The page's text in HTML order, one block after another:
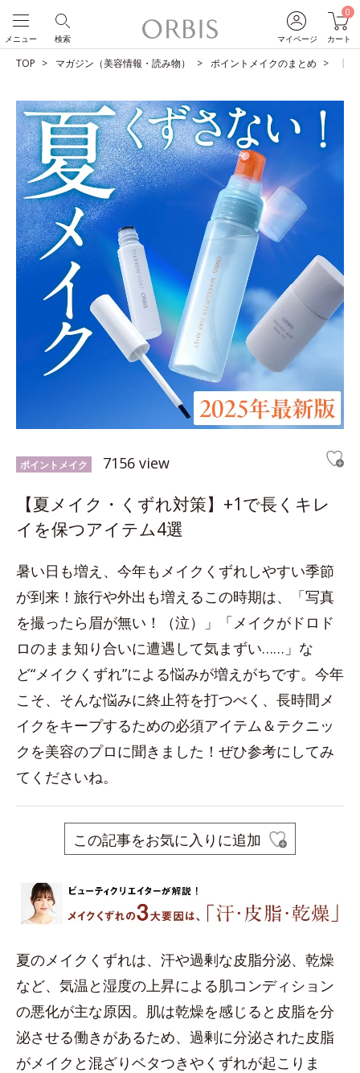
マイページ
0
カート
検索
メニュー
TOP マガジン（美容情報・読み物） ポイントメイクのまとめ 【
ポイントメイク 7156 view
【夏メイク・くずれ対策】+1で長くキレ
イを保つアイテム4選
暑い日も増え、今年もメイクくずれしやすい季節
が到来！旅行や外出も増えるこの時期は、「写真
を撮ったら眉が無い！（泣）」「メイクがドロド
ロのまま知り合いに遭遇して気まずい……」な
ど“メイクくずれ”による悩みが増えがちです。今年
こそ、そんな悩みに終止符を打つべく、長時間メ
イクをキープするための必須アイテム＆テクニッ
クを美容のプロに聞きました！ぜひ参考にしてみ
てくださいね。
この記事をお気に入りに追加
夏のメイクくずれは、汗や過剰な皮脂分泌、乾燥
など、気温と湿度の上昇による肌コンディション
の悪化が主な原因。肌は乾燥を感じると皮脂を分
泌させる働きがあるため、過剰に分泌された皮脂
がメイクと混ざりベタつきやくずれが起こりま